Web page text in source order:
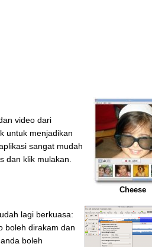
Cheese
video dari
untuk menjadikan
sangat mudah
dan klik mulakan.
lagi berkuasa:
boleh dirakam dan
boleh